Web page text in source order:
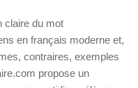
claire du mot
en français moderne et,
contraires, exemples
propose un